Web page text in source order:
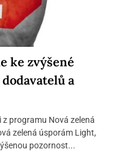
ke zvýšené
a
programu Nová zelená
zelená úsporám Light,
pozornost...